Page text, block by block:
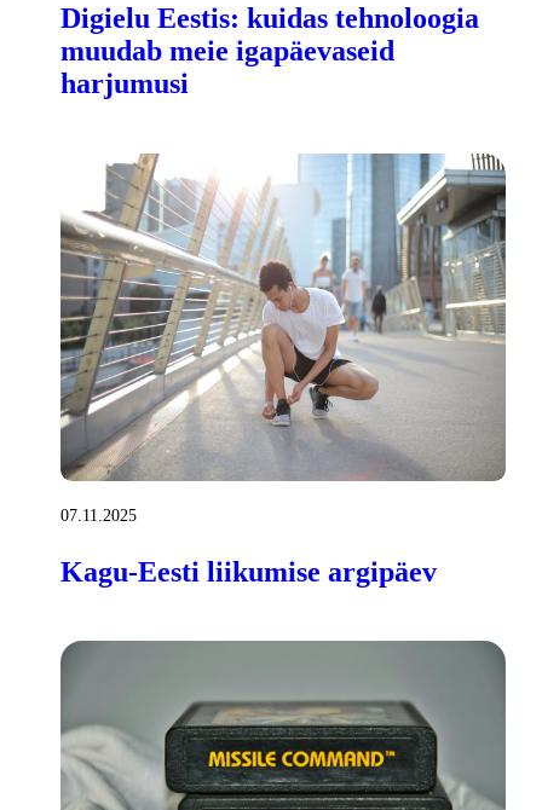
Digielu Eestis: kuidas tehnoloogia
muudab meie igapäevaseid
harjumusi
07.11.2025
Kagu-Eesti liikumise argipäev